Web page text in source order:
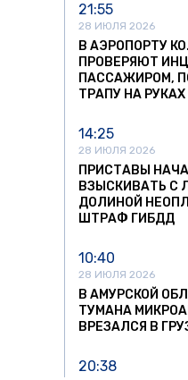
21:55
28 ИЮЛЯ 2026
В АЭРОПОРТУ
ПРОВЕРЯЮТ
ПАССАЖИРОМ,
ТРАПУ НА РУКАХ
14:25
28 ИЮЛЯ 2026
ПРИСТАВЫ
ВЗЫСКИВАТЬ С
ДОЛИНОЙ
ШТРАФ ГИБДД
10:40
28 ИЮЛЯ 2026
В АМУРСКОЙ
ТУМАНА
ВРЕЗАЛСЯ В
20:38